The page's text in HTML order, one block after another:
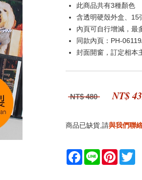
此商品共有3種顏色
含透明硬殼外盒、
內頁可自行增減，最
同款內頁：PH-
封面開窗，訂定相本
NT$ 480 NT$
商品已缺貨,請與我們聯
Facebook
Line